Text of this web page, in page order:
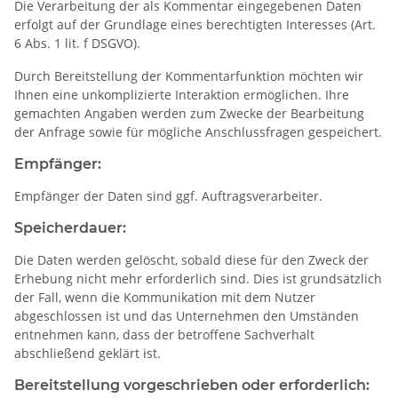
Die Verarbeitung der als Kommentar eingegebenen Daten
erfolgt auf der Grundlage eines berechtigten Interesses (Art.
6 Abs. 1 lit. f DSGVO).
Durch Bereitstellung der Kommentarfunktion möchten wir
Ihnen eine unkomplizierte Interaktion ermöglichen. Ihre
gemachten Angaben werden zum Zwecke der Bearbeitung
der Anfrage sowie für mögliche Anschlussfragen gespeichert.
Empfänger:
Empfänger der Daten sind ggf. Auftragsverarbeiter.
Speicherdauer:
Die Daten werden gelöscht, sobald diese für den Zweck der
Erhebung nicht mehr erforderlich sind. Dies ist grundsätzlich
der Fall, wenn die Kommunikation mit dem Nutzer
abgeschlossen ist und das Unternehmen den Umständen
entnehmen kann, dass der betroffene Sachverhalt
abschließend geklärt ist.
Bereitstellung vorgeschrieben oder erforderlich: